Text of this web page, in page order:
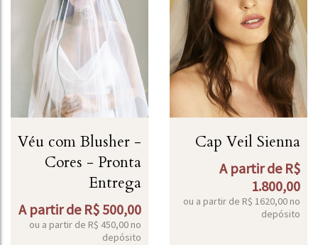
Véu com Blusher -
Cores - Pronta
Entrega
A partir de R$ 500,00
ou a partir de R$ 450,00 no
depósito
Cap Veil Sienna
A partir de R$
1.800,00
ou a partir de R$ 1620,00 no
depósito